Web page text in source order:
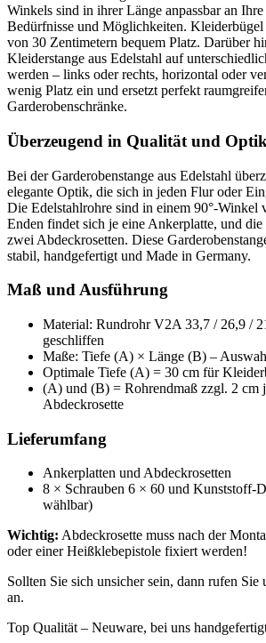
Winkels sind in ihrer Länge anpassbar an
Bedürfnisse und Möglichkeiten.
von 30 Zentimetern bequem Platz. Darüber
Kleiderstange aus Edelstahl auf
werden – links oder rechts, horizontal oder
wenig Platz ein und ersetzt perfekt
Garderobenschränke.
Überzeugend in Qualität und Optik
Bei der Garderobenstange aus Edelstahl
elegante Optik, die sich in jeden Flur oder
Die Edelstahlrohre sind in einem 90°-Winkel
Enden findet sich je eine Ankerplatte, und
zwei Abdeckrosetten. Diese
stabil, handgefertigt und Made in Germany.
Maß und Ausführung
Material: Rundrohr V2A 33,7 / 26,9 /
geschliffen
Maße: Tiefe (A) × Länge (B) –
Optimale Tiefe (A) = 30 cm für
(A) und (B) = Rohrendmaß zzgl. 2 cm
Abdeckrosette
Lieferumfang
Ankerplatten und Abdeckrosetten
8 × Schrauben 6 × 60 und Kunststoff-
wählbar)
Wichtig: Abdeckrosette muss nach der
oder einer Heißklebepistole fixiert werden!
Sollten Sie sich unsicher sein, dann rufen Sie
an.
Top Qualität – Neuware, bei uns